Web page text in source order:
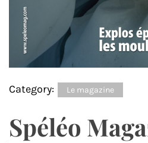
Category: Le magazine
Spéléo